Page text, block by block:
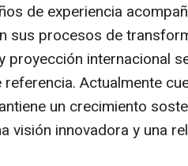
de experiencia
sus procesos de
proyección internacional
Actualmente
un crecimiento
visión innovadora y una